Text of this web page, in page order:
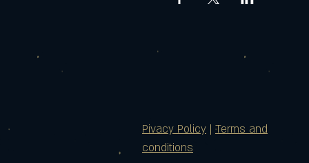
Pivacy Policy | Terms and
conditions